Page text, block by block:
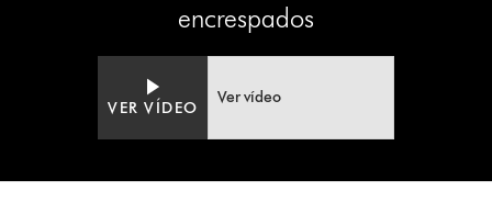
encrespados
VER VÍDEO
Ver vídeo